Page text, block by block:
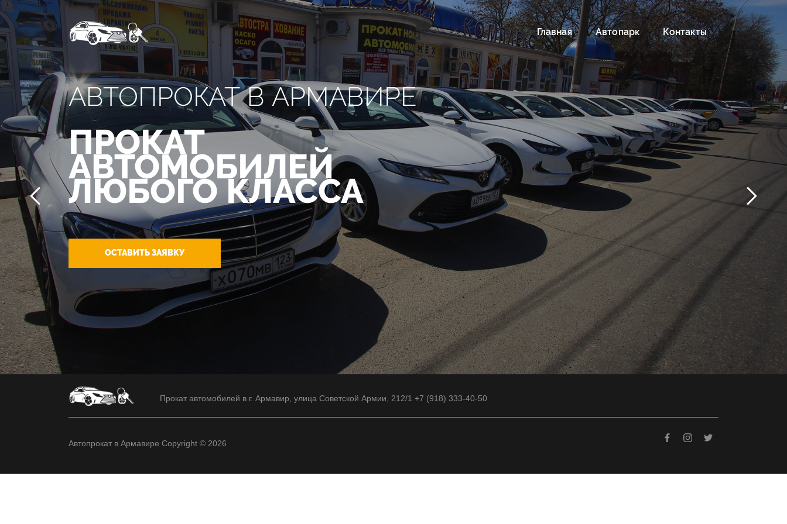
Главная Автопарк Контакты
АВТОПРОКАТ В АРМАВИРЕ
ПРОКАТ
АВТОМОБИЛЕЙ
ЛЮБОГО КЛАССА
ОСТАВИТЬ ЗАЯВКУ
Прокат автомобилей в г. Армавир, улица Советской Армии, 212/1 +7 (918) 333-40-50
Автопрокат в Армавире Copyright © 2026